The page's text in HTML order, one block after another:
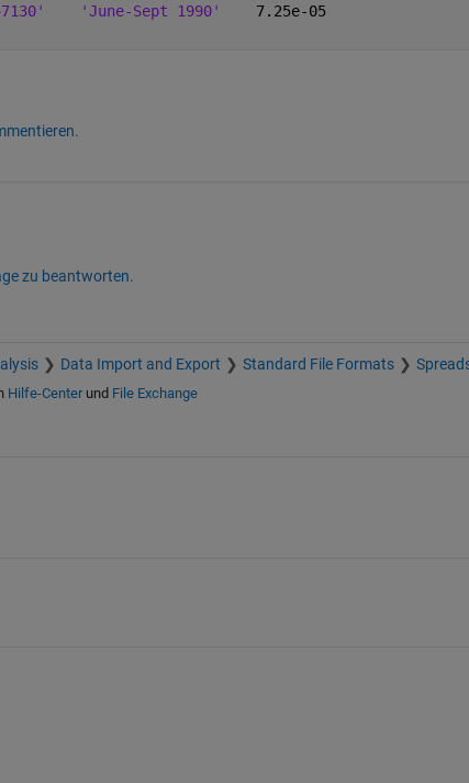
'June-Sept 1990'
    7.25e-05
zu beantworten.
Data Import and Export Standard File Formats
Hilfe-Centerund File Exchange